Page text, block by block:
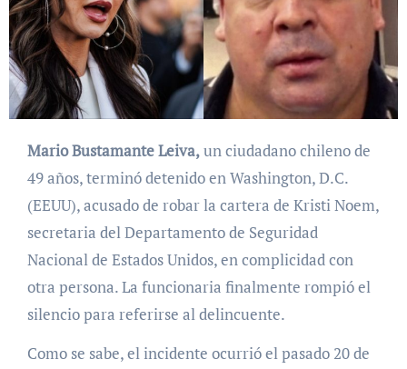
Mario Bustamante Leiva,un ciudadano chileno de
49 años, terminó detenido en Washington, D.C.
(EEUU), acusado de robar la cartera de Kristi Noem,
secretaria del Departamento de Seguridad
Nacional de Estados Unidos, en complicidad con
otra persona. La funcionaria finalmente rompió el
silencio para referirse al delincuente.
Como se sabe, el incidente ocurrió el pasado 20 de